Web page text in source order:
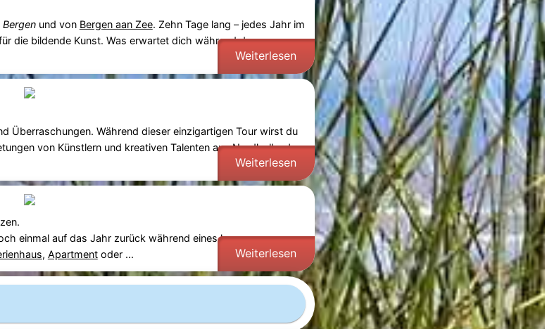
Bergenund von Bergen aan Zee. Zehn Tage lang – jedes Jahr im
die bildende Kunst. Was erwartet dich während der
Weiterlesen
Überraschungen. Während dieser einzigartigen Tour wirst du
von Künstlern und kreativen Talenten ausNordholland
Weiterlesen
einmal auf das Jahr zurück während eineslangen
, Apartmentoder ... Weiterlesen